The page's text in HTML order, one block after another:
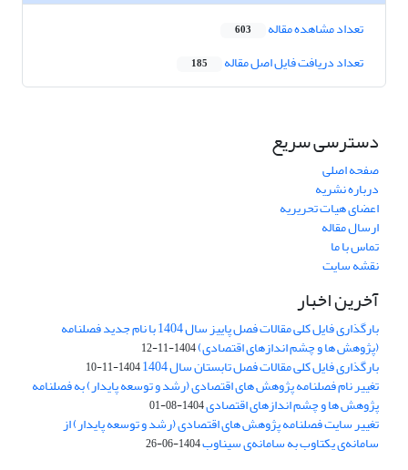
تعداد مشاهده مقاله 603
تعداد دریافت فایل اصل مقاله 185
دسترسی سریع
صفحه اصلی
درباره نشریه
اعضای هیات تحریریه
ارسال مقاله
تماس با ما
نقشه سایت
آخرین اخبار
بارگذاری فایل کلی مقالات فصل پاییز سال 1404 با نام جدید فصلنامه
(پژوهش ها و چشم اندازهای اقتصادی)1404-11-12
بارگذاری فایل کلی مقالات فصل تابستان سال 1404 1404-11-10
تغییر نام فصلنامه پژوهش های اقتصادی (رشد و توسعه پایدار) به فصلنامه
پژوهش ها و چشم اندازهای اقتصادی1404-08-01
تغییر سایت فصلنامه پژوهش های اقتصادی (رشد و توسعه پایدار) از
سامانه‌ی یکتاوب به سامانه‌ی سیناوب1404-06-26